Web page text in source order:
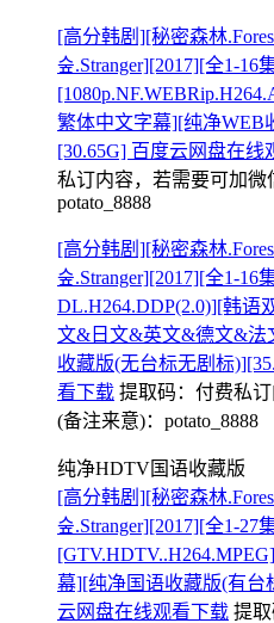
[高分韩剧][秘密森林
숲.Stranger][2017][全1-16
繁体中文字幕][纯净WEB
[30.65G] 百度云网盘在线
私订内容，若需要可加微
potato_8888
[高分韩剧][秘密森林
숲.Stranger][2017][全1-16
DL.H264.DDP(2.0)][韩语
文&日文&英文&德文&法
收藏版(无台标无剧标
看下载 提取码： 付费私
(备注来意)：potato_8888
纯净HDTV国语收藏版
[高分韩剧][秘密森林
숲.Stranger][2017][全1-27
幕][纯净国语收藏版(有台
云网盘在线观看下载 提取